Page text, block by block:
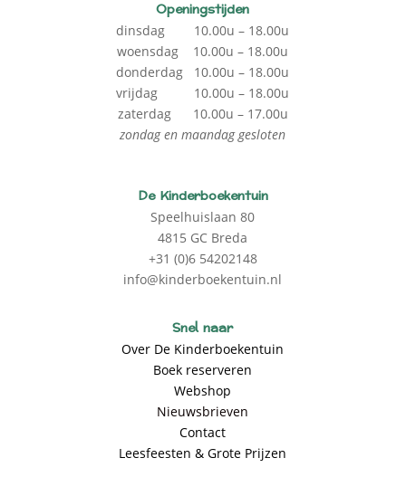
Openingstijden
dinsdag 10.00u – 18.00u
woensdag 10.00u – 18.00u
donderdag 10.00u – 18.00u
vrijdag 10.00u – 18.00u
zaterdag 10.00u – 17.00u
zondag en maandag gesloten
De Kinderboekentuin
Speelhuislaan 80
4815 GC Breda
+31 (0)6 54202148
info@kinderboekentuin.nl
Snel naar
Over De Kinderboekentuin
Boek reserveren
Webshop
Nieuwsbrieven
Contact
Leesfeesten & Grote Prijzen